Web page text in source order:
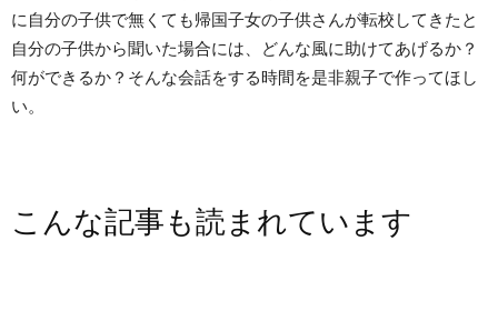
に自分の子供で無くても帰国子女の子供さんが転校してきたと
自分の子供から聞いた場合には、どんな風に助けてあげるか？
何ができるか？そんな会話をする時間を是非親子で作ってほし
い。
こんな記事も読まれています